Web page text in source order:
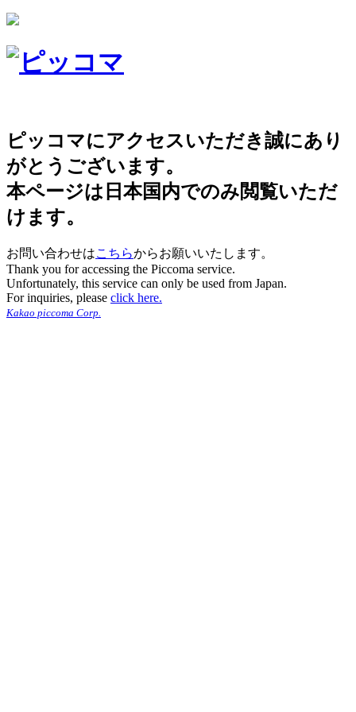
ピッコマにアクセスいただき誠にあり
がとうございます。
本ページは日本国内でのみ閲覧いただ
けます。
お問い合わせはこちらからお願いいたします。
Thank you for accessing the Piccoma service.
Unfortunately, this service can only be used from Japan.
For inquiries, please click here.
Kakao piccoma Corp.